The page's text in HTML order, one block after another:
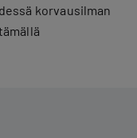
korvausilman